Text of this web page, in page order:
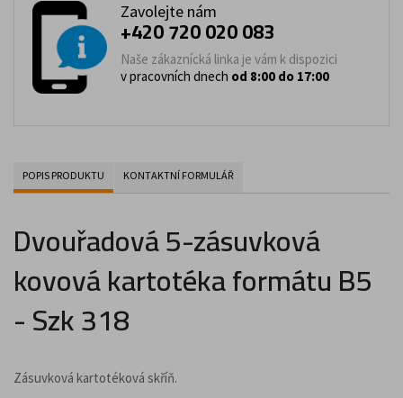
Zavolejte nám
+420 720 020 083
Naše zákaznícká linka je vám k dispozici
v pracovních dnech od 8:00 do 17:00
POPIS PRODUKTU KONTAKTNÍ FORMULÁŘ
Dvouřadová 5-zásuvková
kovová kartotéka formátu B5
- Szk 318
Zásuvková kartotéková skříň.